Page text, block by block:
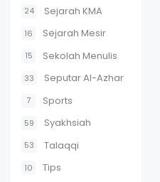
24 Sejarah KMA
16 Sejarah Mesir
15 Sekolah Menulis
33 Seputar Al-Azhar
7 Sports
59 Syakhsiah
53 Talaqqi
10 Tips